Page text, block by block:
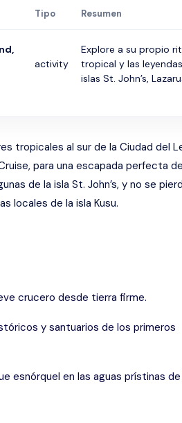
Tipo Resumen
activity
Explore a su propio
tropical y las
islas St. John’s,
tropicales al sur de la Ciudad del
para una escapada
de la isla St. John’s, y no se
locales de la isla Kusu.
crucero desde tierra firme.
y santuarios de los primeros
esnórquel en las aguas prístinas de